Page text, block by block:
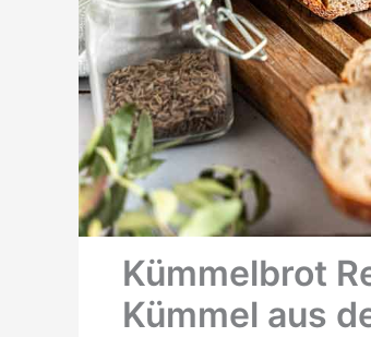
Kümmelbrot
Kümmel aus